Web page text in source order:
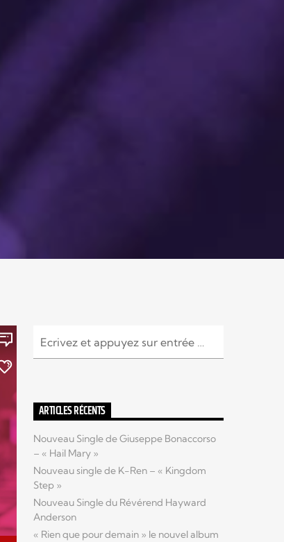
ARTICLES RÉCENTS
Nouveau Single de Giuseppe Bonaccorso
– « Hail Mary »
Nouveau single de K-Ren – « Kingdom
Step »
Nouveau Single du Révérend Hayward
Anderson
« Rien que pour demain » le nouvel album